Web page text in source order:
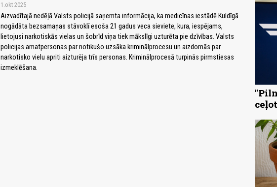
1.okt 2025
Aizvadītajā nedēļā Valsts policijā saņemta informācija, ka medicīnas iestādē Kuldīgā
nogādāta bezsamaņas stāvoklī esoša 21 gadus veca sieviete, kura, iespējams,
lietojusi narkotiskās vielas un šobrīd viņa tiek mākslīgi uzturēta pie dzīvības. Valsts
policijas amatpersonas par notikušo uzsāka kriminālprocesu un aizdomās par
narkotisko vielu apriti aizturēja trīs personas. Kriminālprocesā turpinās pirmstiesas
izmeklēšana.